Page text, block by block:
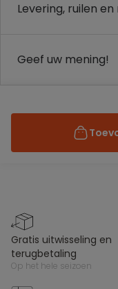
Levering, ruilen
Geef uw mening!
gratis uitwisseling en
terugbetaling
op het hele seizoen